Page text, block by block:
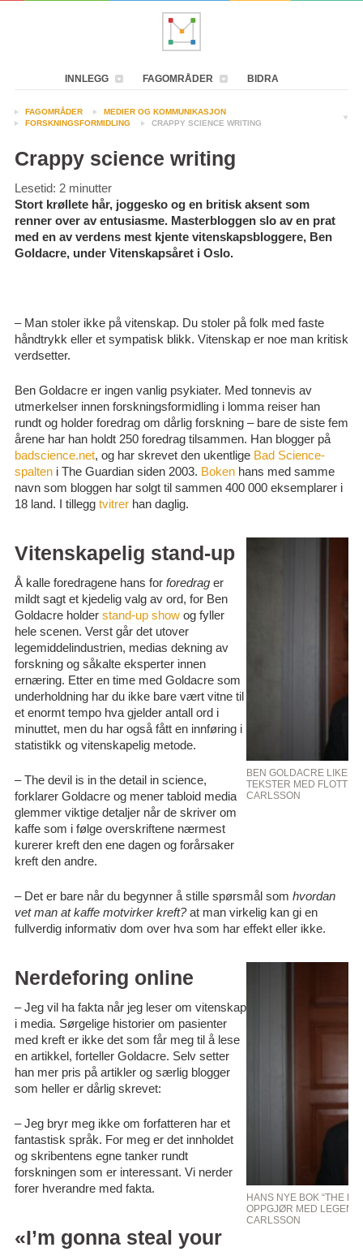
INNLEGG FAGOMRÅDER BIDRA
FAGOMRÅDER
MEDIER OG KOMMUNIKASJON
FORSKNINGSFORMIDLING
CRAPPY SCIENCE WRITING
Crappy science writing
Lesetid: 2 minutter
Stort krøllete hår, joggesko og en britisk aksent som
renner over av entusiasme. Masterbloggen slo av en prat
med en av verdens mest kjente vitenskapsbloggere, Ben
Goldacre, under Vitenskapsåret i Oslo.
– Man stoler ikke på vitenskap. Du stoler på folk med faste
håndtrykk eller et sympatisk blikk. Vitenskap er noe man kritisk
verdsetter.
Ben Goldacre er ingen vanlig psykiater. Med tonnevis av
utmerkelser innen forskningsformidling i lomma reiser han
rundt og holder foredrag om dårlig forskning – bare de siste fem
årene har han holdt 250 foredrag tilsammen. Han blogger på
badscience.net, og har skrevet den ukentligeBad Science-
spalteni The Guardian siden 2003. Bokenhans med samme
navn som bloggen har solgt til sammen 400 000 eksemplarer i
18 land. I tilleggtvitrerhan daglig.
BEN GOLDACRE LIKER
TEKSTER MED FLOTTE
CARLSSON
Vitenskapelig stand-up
Å kalle foredragene hans forforedrager
mildt sagt et kjedelig valg av ord, for Ben
Goldacre holder stand-up showog fyller
hele scenen. Verst går det utover
legemiddelindustrien, medias dekning av
forskning og såkalte eksperter innen
ernæring. Etter en time med Goldacre som
underholdning har du ikke bare vært vitne til
et enormt tempo hva gjelder antall ord i
minuttet, men du har også fått en innføring i
statistikk og vitenskapelig metode.
– The devil is in the detail in science,
forklarer Goldacre og mener tabloid media
glemmer viktige detaljer når de skriver om
kaffe som i følge overskriftene nærmest
kurerer kreft den ene dagen og forårsaker
kreft den andre.
– Det er bare når du begynner å stille spørsmål som hvordan
vet man at kaffe motvirker kreft?at man virkelig kan gi en
fullverdig informativ dom over hva som har effekt eller ikke.
HANS NYE BOK “THE
OPPGJØR MED
CARLSSON
Nerdeforing online
– Jeg vil ha fakta når jeg leser om vitenskap
i media. Sørgelige historier om pasienter
med kreft er ikke det som får meg til å lese
en artikkel, forteller Goldacre. Selv setter
han mer pris på artikler og særlig blogger
som heller er dårlig skrevet:
– Jeg bryr meg ikke om forfatteren har et
fantastisk språk. For meg er det innholdet
og skribentens egne tanker rundt
forskningen som er interessant. Vi nerder
forer hverandre med fakta.
«I’m gonna steal your